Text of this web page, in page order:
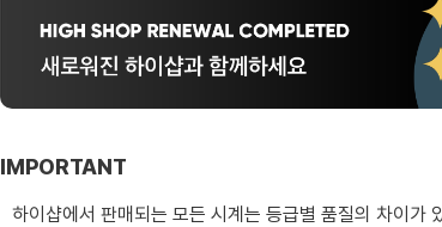
IMPORTANT
하이샵에서 판매되는 모든 시계는 등급별 품질의 차이가